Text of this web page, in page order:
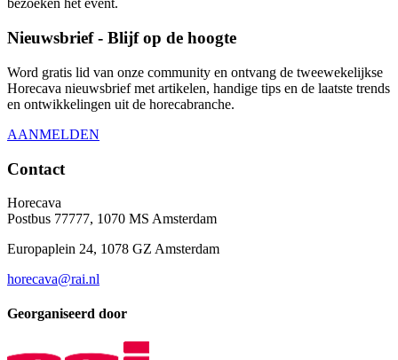
bezoeken het event.
Nieuwsbrief - Blijf op de hoogte
Word gratis lid van onze community en ontvang de tweewekelijkse
Horecava nieuwsbrief met artikelen, handige tips en de laatste trends
en ontwikkelingen uit de horecabranche.
AANMELDEN
Contact
Horecava
Postbus 77777, 1070 MS Amsterdam
Europaplein 24, 1078 GZ Amsterdam
horecava@rai.nl
Georganiseerd door